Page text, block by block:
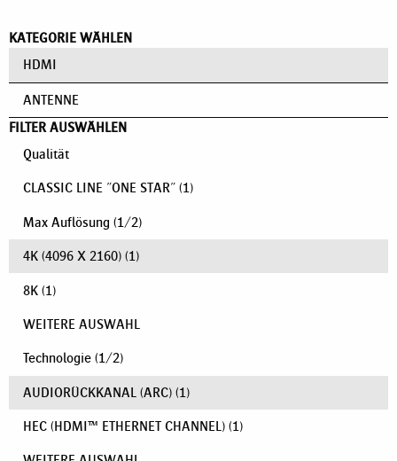
KATEGORIE WÄHLEN
HDMI
ANTENNE
FILTER AUSWÄHLEN
Qualität
CLASSIC LINE "ONE STAR" (1)
Max Auflösung (1/2)
4K (4096 X 2160) (1)
8K (1)
WEITERE AUSWAHL
Technologie (1/2)
AUDIORÜCKKANAL (ARC) (1)
HEC (HDMI™ ETHERNET CHANNEL) (1)